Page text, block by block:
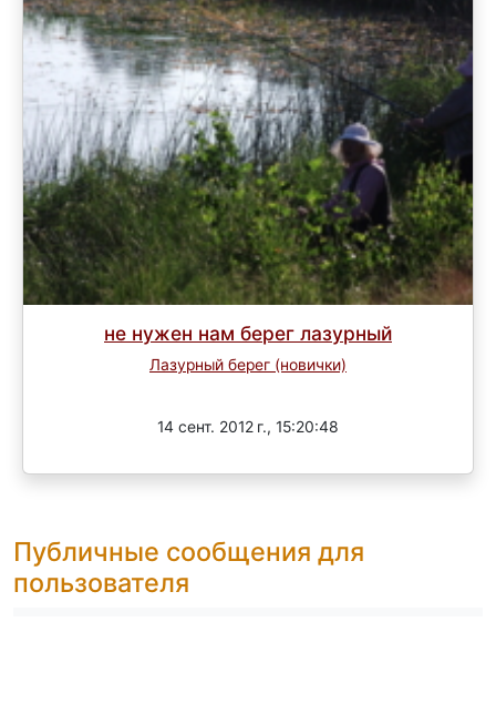
не нужен нам берег лазурный
Лазурный берег (новички)
14 сент. 2012 г., 15:20:48
Публичные сообщения для
пользователя